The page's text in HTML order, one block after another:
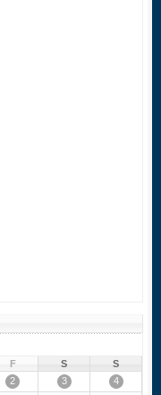
F S
S
2 3
4